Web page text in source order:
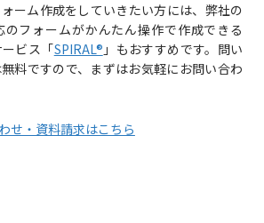
ーム作成をしていきたい方には、弊社の
のフォームがかんたん操作で作成できる
ビス「SPIRAL® 」もおすすめです。問い
料ですので、まずはお気軽にお問い合わ
せ・資料請求はこちら